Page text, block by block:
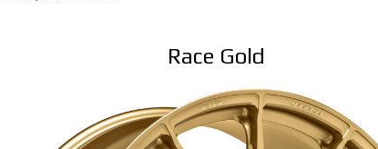
Race Gold